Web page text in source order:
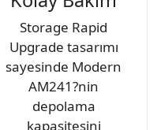
Storage Rapid
Upgrade tasarımı
sayesinde Modern
AM241?nin
depolama
kapasitesini